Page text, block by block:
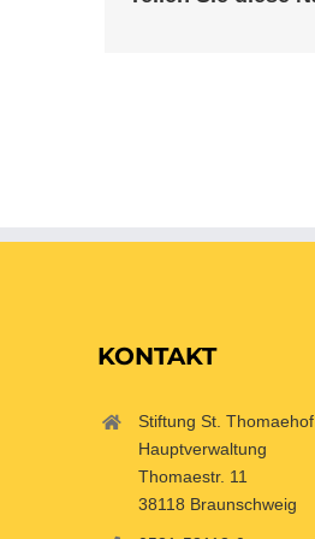
KONTAKT
Stiftung St. Thomaehof
Hauptverwaltung
Thomaestr. 11
38118 Braunschweig